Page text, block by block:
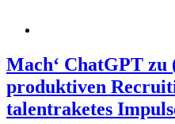
Mach‘ ChatGPT zu
produktiven
talentraketes